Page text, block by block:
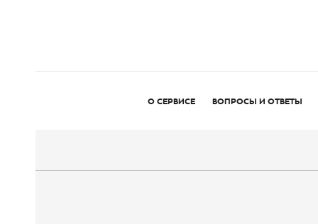
О СЕРВИСЕ ВОПРОСЫ И ОТВЕТЫ